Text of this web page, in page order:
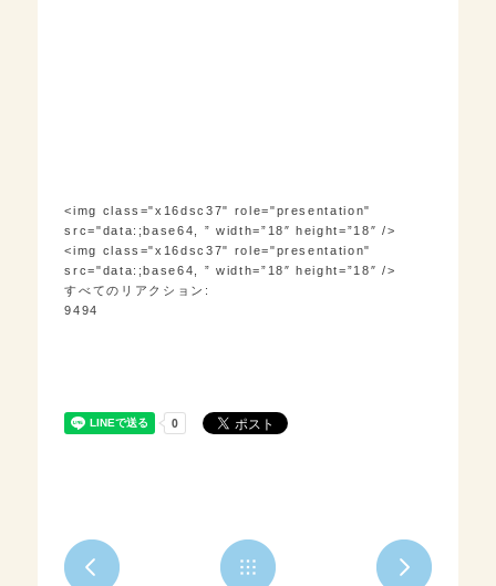
<img class="x16dsc37" role="presentation"
src="data:;base64, ” width=”18″ height=”18″ />
<img class="x16dsc37" role="presentation"
src="data:;base64, ” width=”18″ height=”18″ />
すべてのリアクション:
9494